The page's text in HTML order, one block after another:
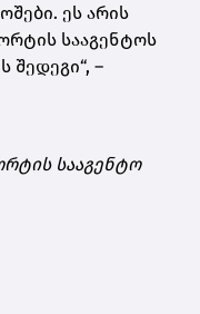
ეს არის
სააგენტოს
შედეგი“, –
სააგენტო